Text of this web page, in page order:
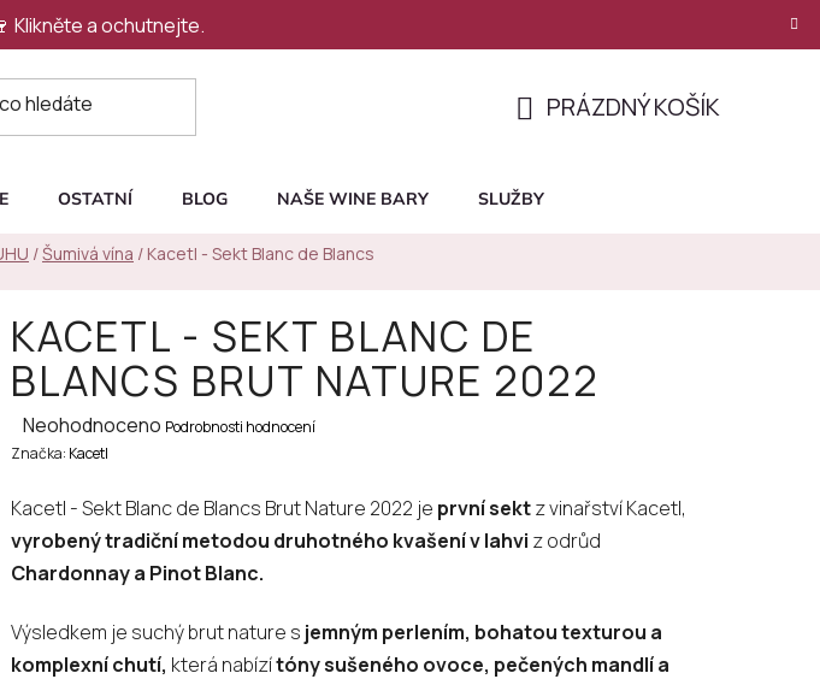
Klikněte a ochutnejte.
KOŠÍK
PRÁZDNÝ KOŠÍK
OSTATNÍ BLOG NAŠE WINE BARY SLUŽBY
/Šumivá vína / Kacetl - Sekt Blanc de Blancs
KACETL - SEKT BLANC DE
BLANCS BRUT NATURE 2022
Průměrné
hodnocení
je
0,0
z
5
hvězdiček.
Neohodnoceno Podrobnosti hodnocení
Značka: Kacetl
Kacetl - Sekt Blanc de Blancs Brut Nature 2022 je první sektz vinařství Kacetl,
vyrobený tradiční metodou druhotného kvašení v lahvi z odrůd
Chardonnay a Pinot Blanc.
Výsledkem je suchý brut nature s jemným perlením, bohatou texturou a
komplexní chutí, která nabízítóny sušeného ovoce, pečených mandlí a